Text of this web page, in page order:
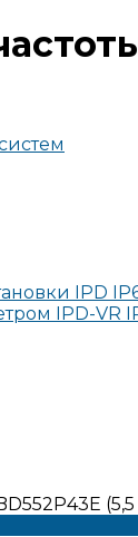
IPD
IPD-VR